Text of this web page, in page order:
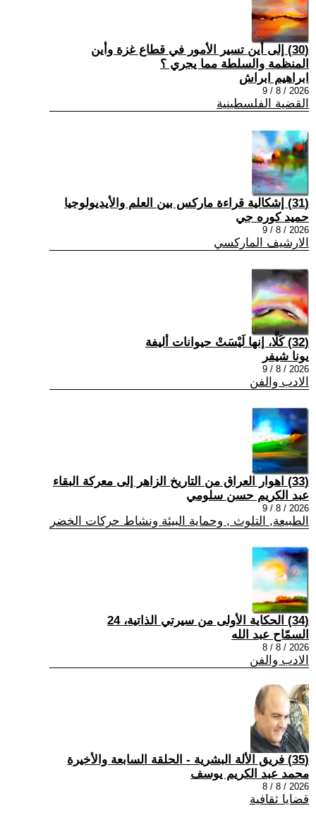
(30) إلى أين تسير الأمور في قطاع غزة وأين
المنظمة والسلطة مما يجري ؟
ابراهيم ابراش
2026 / 8 / 9
القضية الفلسطينية
(31) إشكالية قراءة ماركس بين العلم والأيديولوجيا
حميد كوره جي
2026 / 8 / 9
الارشيف الماركسي
(32) كَلَّا، إنها لَيْسَتْ حيوانات أليفة
يونا شيفر
2026 / 8 / 9
الادب والفن
(33) اهوار العراق من التاريخ الزاهر إلى معركة البقاء
عبد الكريم حسن سلومي
2026 / 8 / 9
الطبيعة, التلوث , وحماية البيئة ونشاط حركات الخضر
(34) الحكاية الأولى من سيرتي الذاتية، 24
السمّاح عبد الله
2026 / 8 / 8
الادب والفن
(35) فريق الألة البشرية - الحلقة السابعة والأخيرة
محمد عبد الكريم يوسف
2026 / 8 / 8
قضايا ثقافية